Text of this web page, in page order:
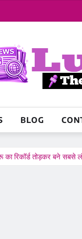
BLOG
का रिकॉर्ड तोड़कर बने सबसे